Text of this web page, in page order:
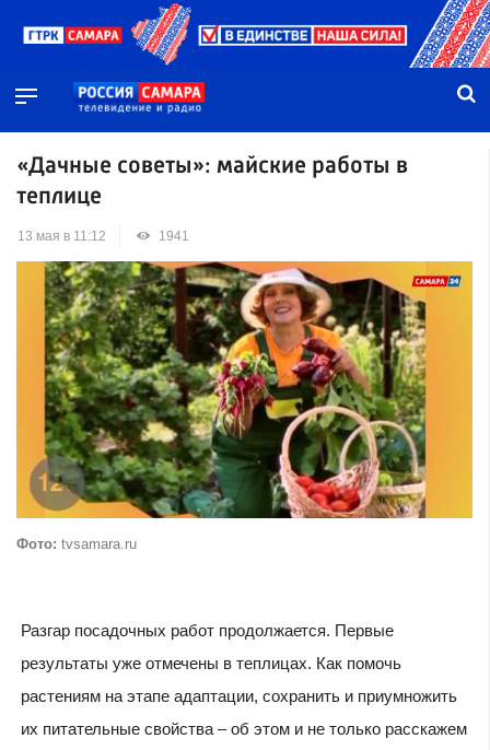
«Дачные советы»: майские работы в
теплице
13 мая в 11:12 1941
Фото: tvsamara.ru
Разгар посадочных работ продолжается. Первые
результаты уже отмечены в теплицах. Как помочь
растениям на этапе адаптации, сохранить и приумножить
их питательные свойства – об этом и не только расскажем